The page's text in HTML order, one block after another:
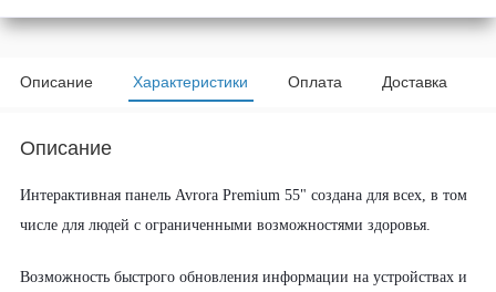
Описание Характеристики Оплата Доставка
Описание
Интерактивная панель Avrora Premium 55" создана для всех, в том
числе для людей с ограниченными возможностями здоровья.
Возможность быстрого обновления информации на устройствах и